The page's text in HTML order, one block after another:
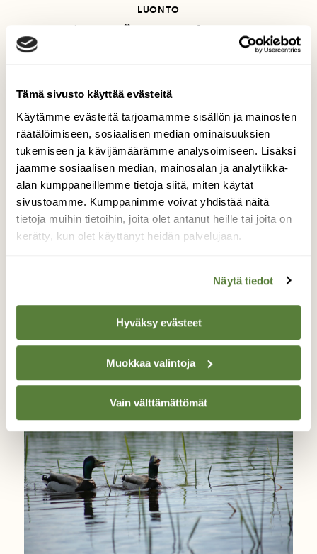
Tämä sivusto käyttää evästeitä
Käytämme evästeitä tarjoamamme sisällön ja mainosten
räätälöimiseen, sosiaalisen median ominaisuuksien
tukemiseen ja kävijämäärämme analysoimiseen. Lisäksi
jaamme sosiaalisen median, mainosalan ja analytiikka-
alan kumppaneillemme tietoja siitä, miten käytät
sivustoamme. Kumppanimme voivat yhdistää näitä
tietoja muihin tietoihin, joita olet antanut heille tai joita on
kerätty, kun olet käyttänyt heidän palvelujaan.
Näytä tiedot
Hyväksy evästeet
Muokkaa valintoja
Vain välttämättömät
LUONTO
Kyky ystävystymiseen on
Tanssivat tiaiset